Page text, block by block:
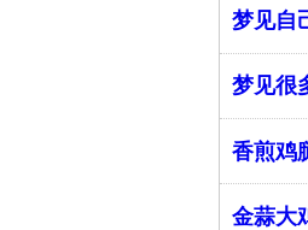
梦见自
梦见很
香煎鸡
金蒜大